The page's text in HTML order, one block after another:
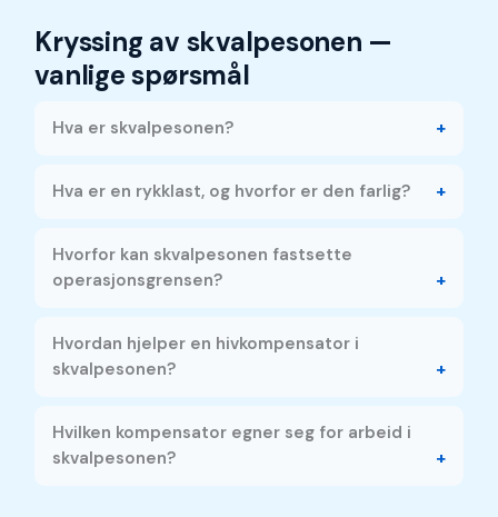
Kryssing av skvalpesonen —
vanlige spørsmål
Hva er skvalpesonen?
Hva er en rykklast, og hvorfor er den farlig?
Hvorfor kan skvalpesonen fastsette
operasjonsgrensen?
Hvordan hjelper en hivkompensator i
skvalpesonen?
Hvilken kompensator egner seg for arbeid i
skvalpesonen?